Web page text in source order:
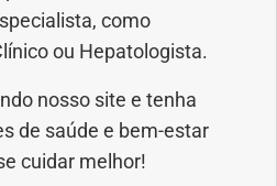
como
ou Hepatologista.
nosso site e tenha
de saúde e bem-estar
cuidar melhor!